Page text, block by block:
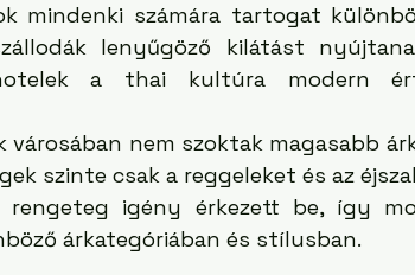
mindenki számára tartogat
lenyűgöző kilátást
a thai kultúra modern
városában nem szoktak magasabb
szinte csak a reggeleket és az
rengeteg igény érkezett be, így
árkategóriában és stílusban.